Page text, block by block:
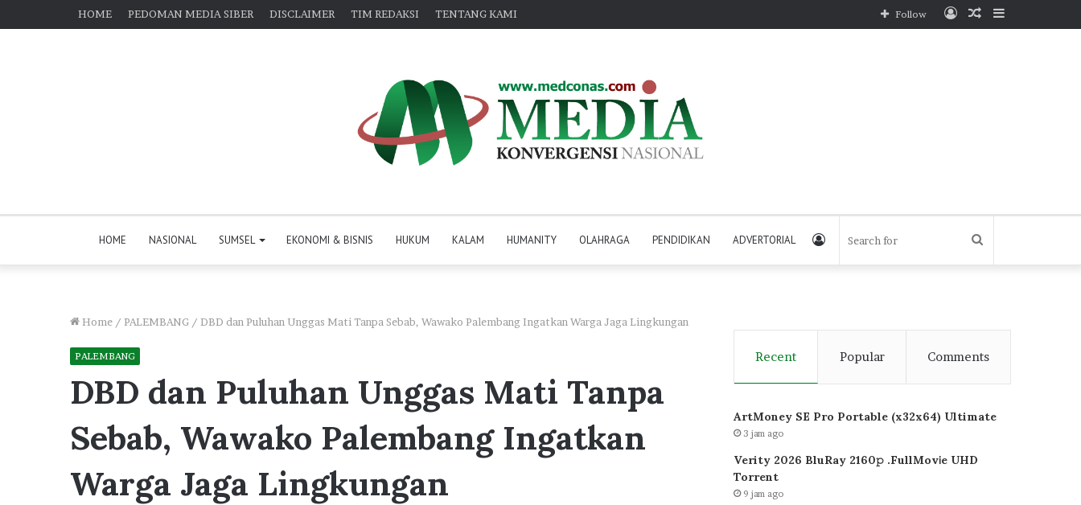
HOME PEDOMAN MEDIA SIBER DISCLAIMER TIM REDAKSI TENTANG KAMI Sidebar
Random
Log
Follow
HOME NASIONAL SUMSEL EKONOMI & BISNIS HUKUM KALAM HUMANITY OLAHRAGA PENDIDIKAN ADVERTORIAL Search
Log
Home / PALEMBANG / DBD dan Puluhan Unggas Mati Tanpa Sebab, Wawako Palembang Ingatkan Warga Jaga Lingkungan
PALEMBANG
DBD dan Puluhan Unggas Mati Tanpa
Sebab, Wawako Palembang Ingatkan
Warga Jaga Lingkungan
Recent Popular Comments
ArtMoney SE Pro Portable (x32x64) Ultimate
3 jam ago
Verity 2026 BluRay 2160𝚙 .FullMov𝗂e UHD
Torrent
9 jam ago